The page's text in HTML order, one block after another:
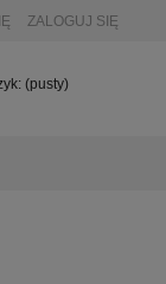
ZALOGUJ SIĘ
(pusty)